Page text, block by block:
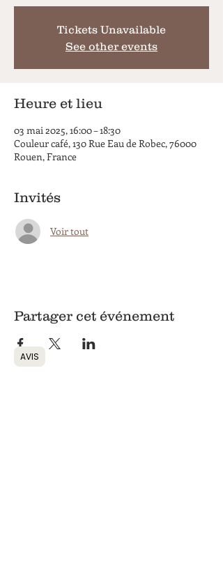
Tickets Unavailable
See other events
Heure et lieu
03 mai 2025, 16:00 – 18:30
Couleur café, 130 Rue Eau de Robec, 76000
Rouen, France
Invités
Voir tout
Partager cet événement
AVIS